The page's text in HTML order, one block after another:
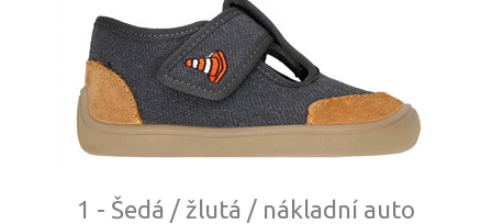
1 - Šedá / žlutá / nákladní auto